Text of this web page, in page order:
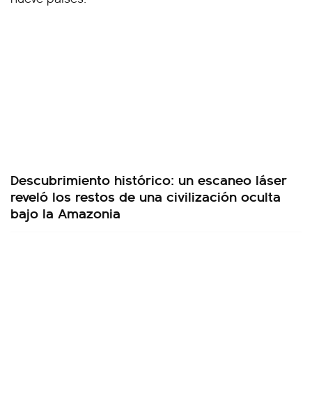
Descubrimiento histórico: un escaneo láser
reveló los restos de una civilización oculta
bajo la Amazonia